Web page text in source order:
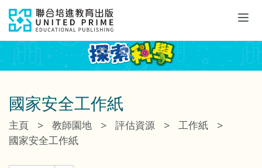
國家安全工作紙
主頁 > 教師園地 > 評估資源 > 工作紙 >
國家安全工作紙